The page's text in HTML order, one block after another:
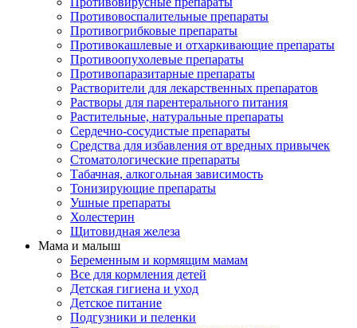
Противовоспалительные препараты
Противогрибковые препараты
Противокашлевые и отхаркивающие препараты
Противоопухолевые препараты
Противопаразитарные препараты
Растворители для лекарственных препаратов
Растворы для парентерального питания
Растительные, натуральные препараты
Сердечно-сосудистые препараты
Средства для избавления от вредных привычек
Стоматологические препараты
Табачная, алкогольная зависимость
Тонизирующие препараты
Ушные препараты
Холестерин
Щитовидная железа
Мама и малыш
Беременным и кормящим мамам
Все для кормления детей
Детская гигиена и уход
Детское питание
Подгузники и пеленки